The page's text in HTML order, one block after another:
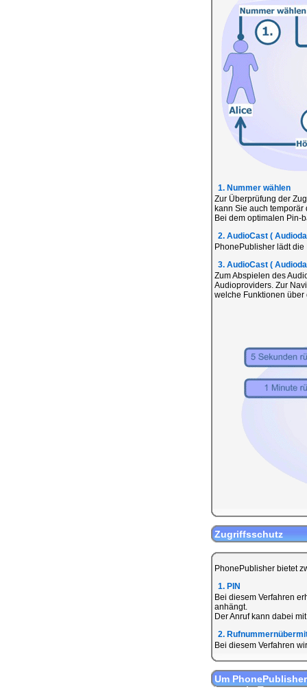
1. Nummer wählen
Zur Überprüfung der
kann Sie auch
Bei dem optimalen Pin-
2. AudioCast (
PhonePublisher lädt
3. AudioCast (
Zum Abspielen des
Audioproviders. Zur
welche Funktionen über
Zugriffsschutz
PhonePublisher bietet
1. PIN
Bei diesem Verfahren
anhängt.
Der Anruf kann dabei
2.
Bei diesem Verfahren
Um
kann ein